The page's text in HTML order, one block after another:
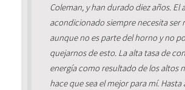
Coleman, y han durado diez años. El
acondicionado siempre necesita ser
aunque no es parte del horno y no
quejarnos de esto. La alta tasa de
energía como resultado de los altos
hace que sea el mejor para mí. Hasta